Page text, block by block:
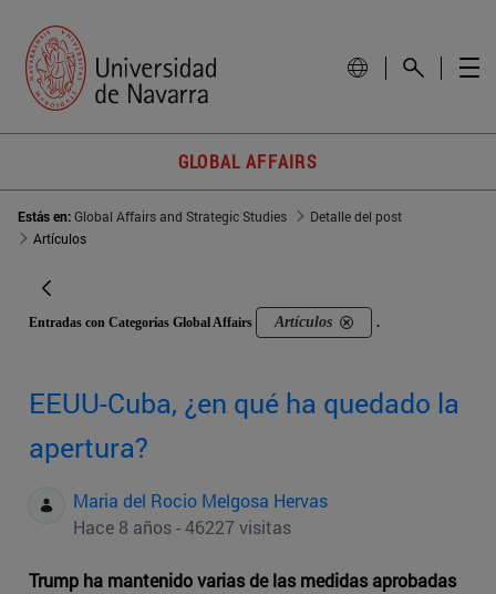
GLOBAL AFFAIRS
Estás en:Global Affairs and Strategic Studies
Detalle del post
Artículos
Entradas con Categorías Global Affairs Artículos .
EEUU-Cuba, ¿en qué ha quedado la
apertura?
Maria del Rocio Melgosa Hervas
Hace 8 años - 46227 visitas
Trump ha mantenido varias de las medidas aprobadas